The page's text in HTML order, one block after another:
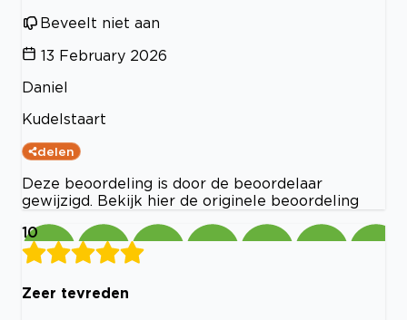
Beveelt niet aan
13 February 2026
Daniel
Kudelstaart
delen
Deze beoordeling is door de beoordelaar
gewijzigd. Bekijk hier de originele beoordeling
10
Zeer tevreden